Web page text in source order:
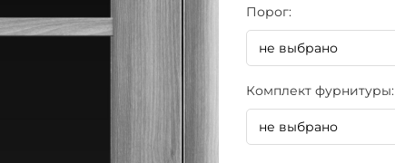
Порог:
Комплект фурнитуры: